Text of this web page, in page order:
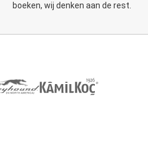
boeken, wij denken aan de rest.